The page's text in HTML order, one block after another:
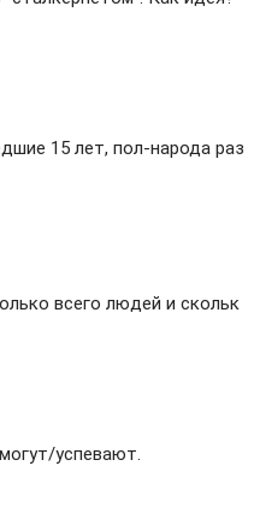
15 лет, пол-народа раз
всего людей и скольк
успевают.